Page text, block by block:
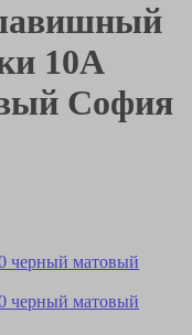
10А
София